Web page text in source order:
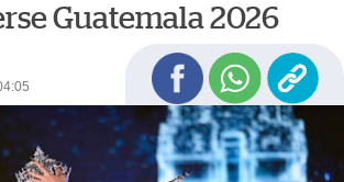
Guatemala 2026